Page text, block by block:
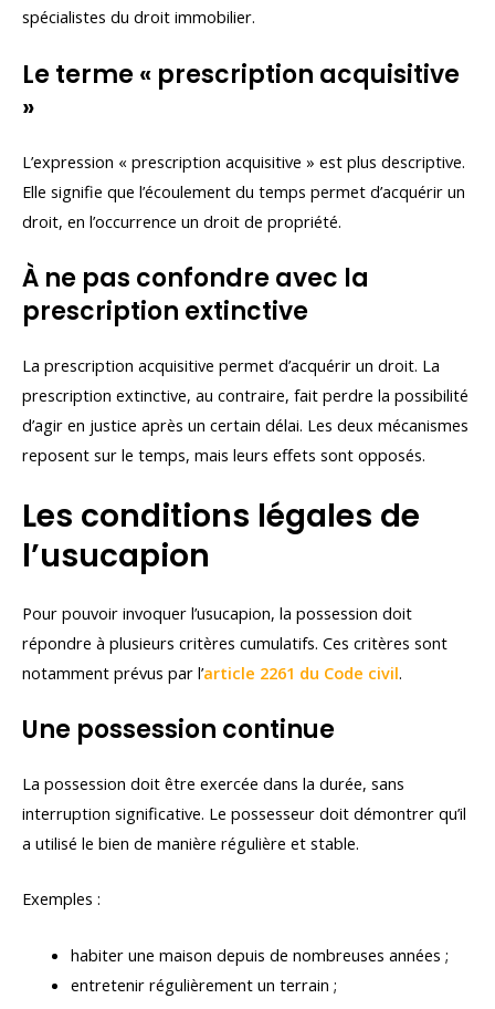
spécialistes du droit immobilier.
Le terme « prescription acquisitive
»
L’expression « prescription acquisitive » est plus descriptive.
Elle signifie que l’écoulement du temps permet d’acquérir un
droit, en l’occurrence un droit de propriété.
À ne pas confondre avec la
prescription extinctive
La prescription acquisitive permet d’acquérir un droit. La
prescription extinctive, au contraire, fait perdre la possibilité
d’agir en justice après un certain délai. Les deux mécanismes
reposent sur le temps, mais leurs effets sont opposés.
Les conditions légales de
l’usucapion
Pour pouvoir invoquer l’usucapion, la possession doit
répondre à plusieurs critères cumulatifs. Ces critères sont
notamment prévus par l’article 2261 du Code civil.
Une possession continue
La possession doit être exercée dans la durée, sans
interruption significative. Le possesseur doit démontrer qu’il
a utilisé le bien de manière régulière et stable.
Exemples :
habiter une maison depuis de nombreuses années ;
entretenir régulièrement un terrain ;